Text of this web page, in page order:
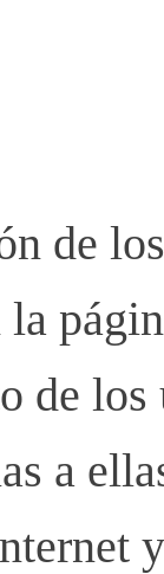
de
de los
a